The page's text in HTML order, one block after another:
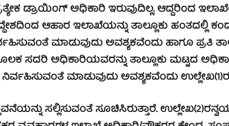
ಡ್ರಾಯಿಂಗ್ ಅಧಿಕಾರಿ ಇರುವುದಿಲ್ಲ. ಆದ್ದರಿಂದ
ಆಹಾರ ಇಲಾಖೆಯನ್ನು ತಾಲ್ಲೂಕು
ಮಾಡುವುದು ಅವಶ್ಯಕವೆಂದು ಹಾಗೂ ಪ್ರತಿ
ಸದರಿ ಅಧಿಕಾರಿಯವರನ್ನು ತಾಲ್ಲೂಕು ಮಟ್ಟದ
ಮಾಡುವುದು ಅವಶ್ಯಕವೆಂದು
ಸಲ್ಲಿಸುವಂತೆ ಸೂಚಿಸಿರುತ್ತಾರೆ.